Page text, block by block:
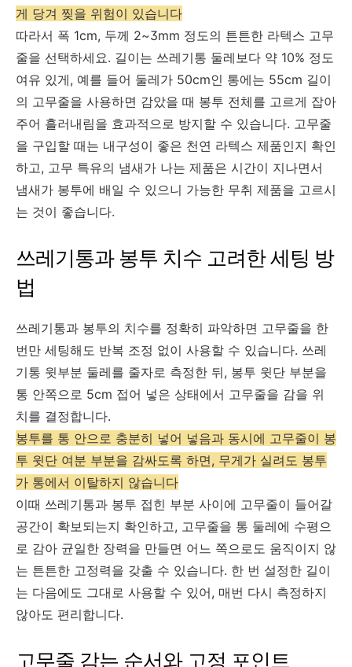
게 당겨 찢을 위험이 있습니다
따라서 폭 1cm, 두께 2~3mm 정도의 튼튼한 라텍스 고무
줄을 선택하세요. 길이는 쓰레기통 둘레보다 약 10% 정도
여유 있게, 예를 들어 둘레가 50cm인 통에는 55cm 길이
의 고무줄을 사용하면 감았을 때 봉투 전체를 고르게 잡아
주어 흘러내림을 효과적으로 방지할 수 있습니다. 고무줄
을 구입할 때는 내구성이 좋은 천연 라텍스 제품인지 확인
하고, 고무 특유의 냄새가 나는 제품은 시간이 지나면서
냄새가 봉투에 배일 수 있으니 가능한 무취 제품을 고르시
는 것이 좋습니다.
쓰레기통과 봉투 치수 고려한 세팅 방
법
쓰레기통과 봉투의 치수를 정확히 파악하면 고무줄을 한
번만 세팅해도 반복 조정 없이 사용할 수 있습니다. 쓰레
기통 윗부분 둘레를 줄자로 측정한 뒤, 봉투 윗단 부분을
통 안쪽으로 5cm 접어 넣은 상태에서 고무줄을 감을 위
치를 결정합니다.
봉투를 통 안으로 충분히 넣어 넣음과 동시에 고무줄이 봉
투 윗단 여분 부분을 감싸도록 하면, 무게가 실려도 봉투
가 통에서 이탈하지 않습니다
이때 쓰레기통과 봉투 접힌 부분 사이에 고무줄이 들어갈
공간이 확보되는지 확인하고, 고무줄을 통 둘레에 수평으
로 감아 균일한 장력을 만들면 어느 쪽으로도 움직이지 않
는 튼튼한 고정력을 갖출 수 있습니다. 한 번 설정한 길이
는 다음에도 그대로 사용할 수 있어, 매번 다시 측정하지
않아도 편리합니다.
고무줄 감는 순서와 고정 포인트